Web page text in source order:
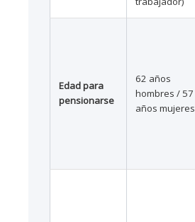
Edad para
pensionarse
62 años
hombres / 57
años mujeres